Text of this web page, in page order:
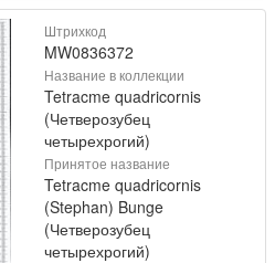
Штрихкод
MW0836372
Название в коллекции
Tetracme quadricornis
(Четверозубец
четырехрогий)
Принятое название
Tetracme quadricornis
(Stephan) Bunge
(Четверозубец
четырехрогий)